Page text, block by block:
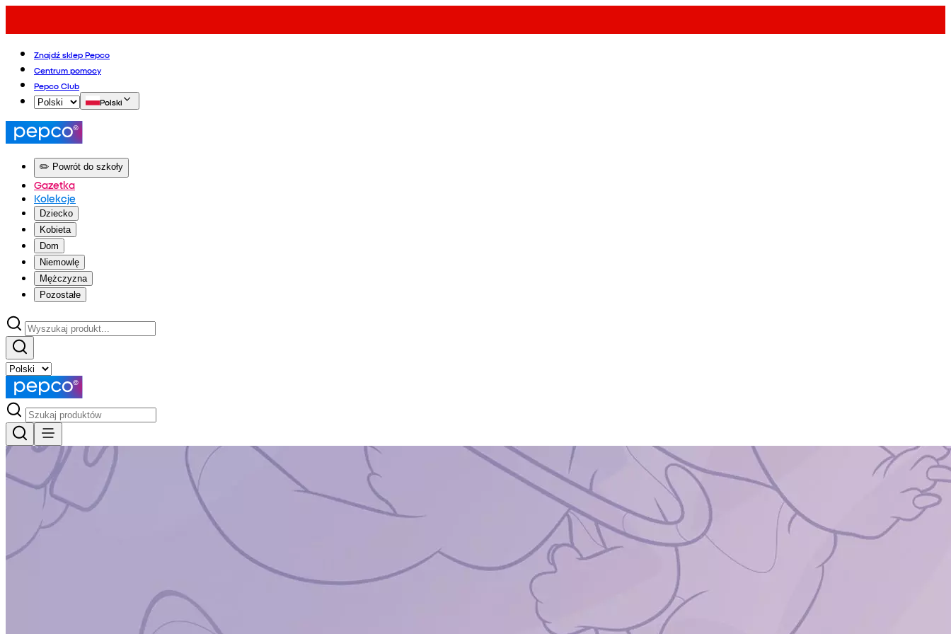
Znajdź sklep Pepco
Centrum pomocy
Pepco Club
Polski
✏️ Powrót do szkoły
Gazetka
Kolekcje
Dziecko
Kobieta
Dom
Niemowlę
Mężczyzna
Pozostałe